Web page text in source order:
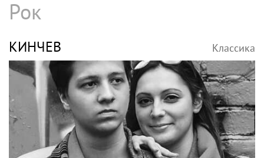
В Петербурге обновят фасады домов, где
жили Чайковский и Тургенев
НЕТРЕБКО Классика